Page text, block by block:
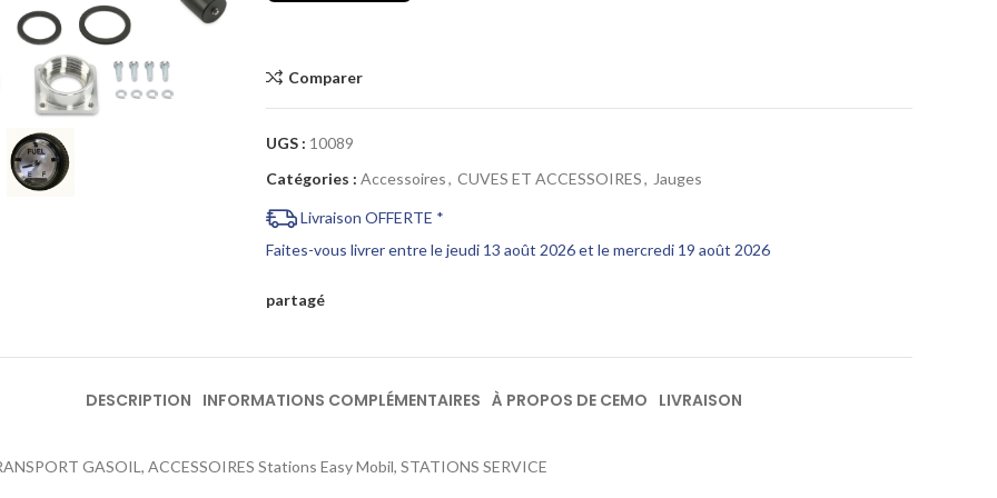
pour agrandir Comparer
UGS : 10089
Catégories : Accessoires, CUVES ET ACCESSOIRES, Jauges
Livraison OFFERTE *
Faites-vous livrer entre le jeudi 13 août 2026 et le mercredi 19 août 2026
partagé
DESCRIPTION INFORMATIONS COMPLÉMENTAIRES À PROPOS DE CEMO LIVRAISON
GASOIL, ACCESSOIRES Stations Easy Mobil, STATIONS SERVICE